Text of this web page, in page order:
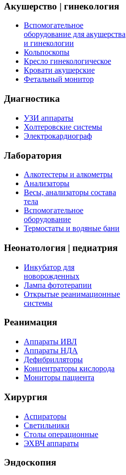
Акушерство | гинекология
Вспомогательное
оборудование для акушерства
и гинекологии
Кольпоскопы
Кресло гинекологическое
Кровати акушерские
Фетальный монитор
Диагностика
УЗИ аппараты
Холтеровские системы
Электрокардиограф
Лаборатория
Алкотестеры и алкометры
Анализаторы
Весы, анализаторы состава
тела
Вспомогательное
оборудование
Термостаты и водяные бани
Неонатология | педиатрия
Инкубатор для
новорожденных
Лампа фототерапии
Открытые реанимационные
системы
Реанимация
Аппараты ИВЛ
Аппараты НДА
Дефибрилляторы
Концентраторы кислорода
Мониторы пациента
Хирургия
Аспираторы
Светильники
Столы операционные
ЭХВЧ аппараты
Эндоскопия